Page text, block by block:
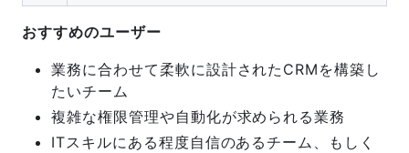
おすすめのユーザー
業務に合わせて柔軟に設計されたCRMを構築し
たいチーム
複雑な権限管理や自動化が求められる業務
ITスキルにある程度自信のあるチーム、もしく